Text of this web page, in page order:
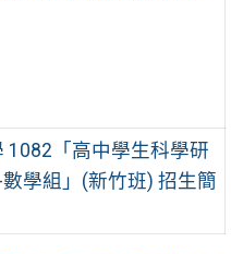
1082「高中學生科學研
學組」(新竹班) 招生簡